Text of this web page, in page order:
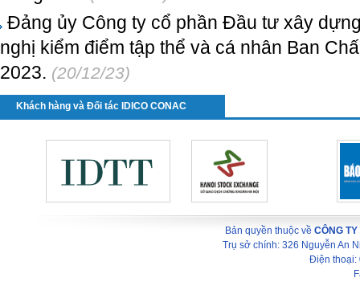
Đảng ủy Công ty cổ phần Đầu tư xây
nghị kiểm điểm tập thể và cá nhân Ban
2023. (20/12/23)
Khách hàng và Đối tác IDICO CONAC
Bản quyền thuộc về CÔNG
Trụ sở chính: 326 Nguyễn An
Điện thoại: